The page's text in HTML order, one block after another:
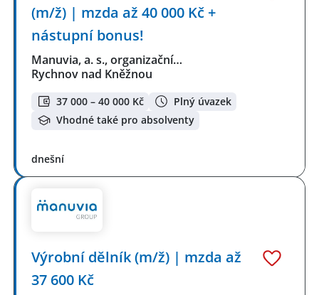
(m/ž) | mzda až 40 000 Kč +
nástupní bonus!
Manuvia, a. s., organizační…
Rychnov nad Kněžnou
37 000 – 40 000 Kč
Plný úvazek
Vhodné také pro absolventy
dnešní
Výrobní dělník (m/ž) | mzda až
37 600 Kč